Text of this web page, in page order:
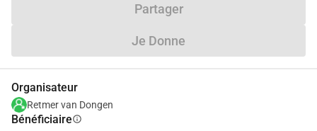
Partager
Je Donne
Organisateur
Retmer van Dongen
Bénéficiaireinfo